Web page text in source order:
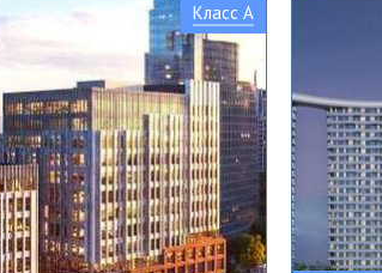
Класс A